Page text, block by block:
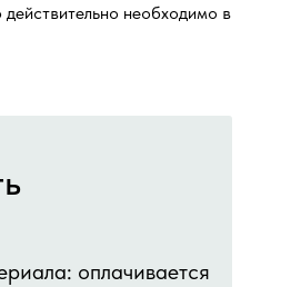
действительно необходимо в
оплачивается